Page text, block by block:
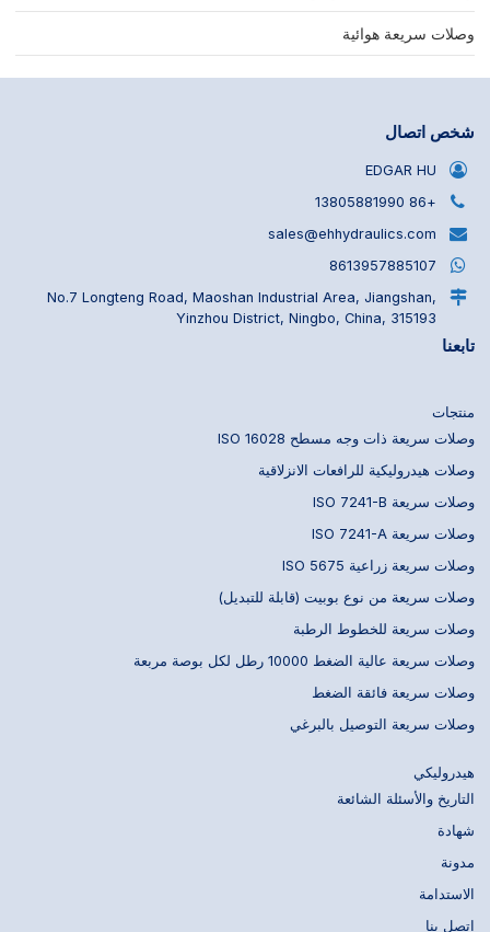
وصلات سريعة هوائية
شخص اتصال
EDGAR HU
+86 13805881990
sales@ehhydraulics.com
8613957885107
No.7 Longteng Road, Maoshan Industrial Area, Jiangshan,
Yinzhou District, Ningbo, China, 315193
تابعنا
منتجات
وصلات سريعة ذات وجه مسطح ISO 16028
وصلات هيدروليكية للرافعات الانزلاقية
وصلات سريعة ISO 7241-B
وصلات سريعة ISO 7241-A
وصلات سريعة زراعية ISO 5675
وصلات سريعة من نوع بوبيت (قابلة للتبديل)
وصلات سريعة للخطوط الرطبة
وصلات سريعة عالية الضغط 10000 رطل لكل بوصة مربعة
وصلات سريعة فائقة الضغط
وصلات سريعة التوصيل بالبرغي
هيدروليكي
التاريخ والأسئلة الشائعة
شهادة
مدونة
الاستدامة
اتصل بنا